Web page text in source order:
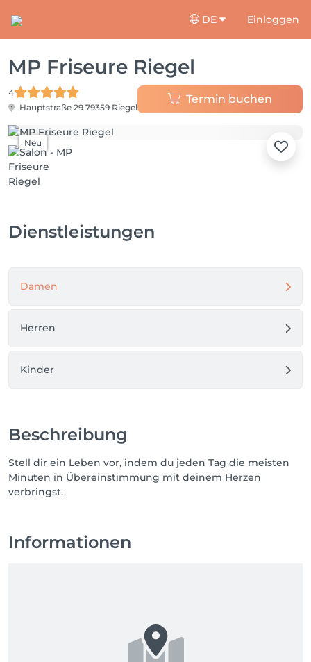
DE Einloggen
MP Friseure Riegel
4
Hauptstraße 29 79359 Riegel
Termin buchen
Neu
Dienstleistungen
Damen
Herren
Kinder
Beschreibung
Stell dir ein Leben vor, indem du jeden Tag die meisten
Minuten in Übereinstimmung mit deinem Herzen
verbringst.
Informationen